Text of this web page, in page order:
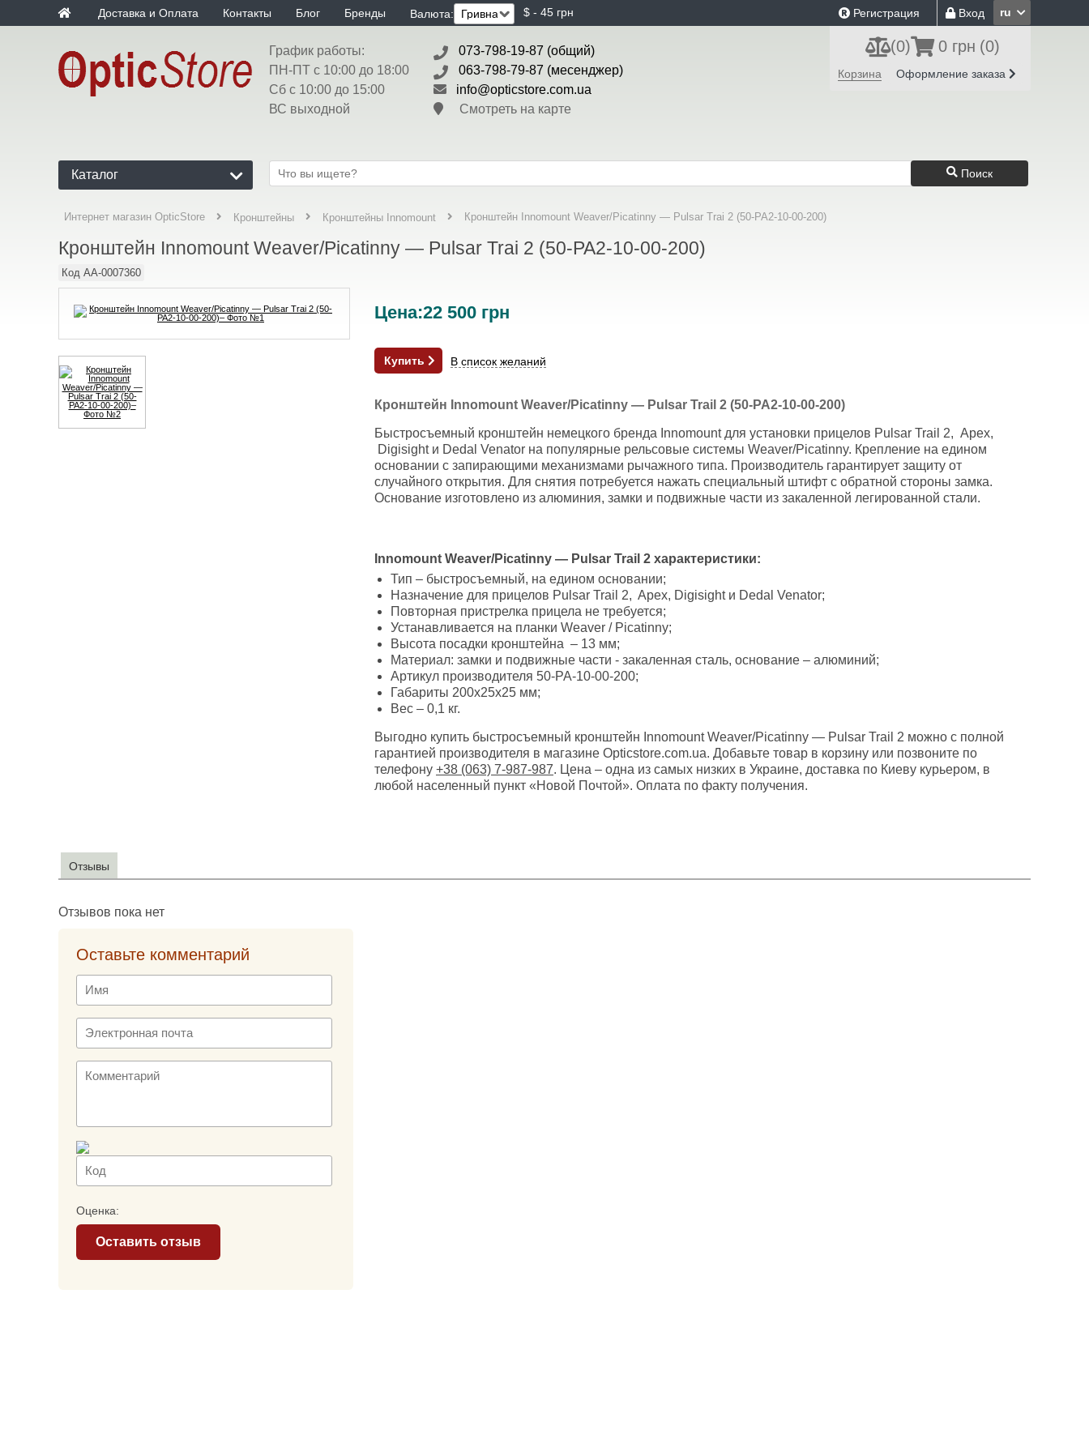
Доставка и Оплата Контакты Блог Бренды Валюта: $ - 45 грн ru
Вход
Регистрация
График работы:
ПН-ПТ с 10:00 до 18:00
Сб с 10:00 до 15:00
ВС выходной
073-798-19-87 (общий)
063-798-79-87 (месенджер)
info@opticstore.com.ua
Смотреть на карте
(0) 0 грн (0)
Корзина Оформление заказа
Каталог Поиск
Интернет магазин OpticStore Кронштейны Кронштейны Innomount Кронштейн Innomount Weaver/Picatinny — Pulsar Trai 2 (50-PA2-10-00-200)
Кронштейн Innomount Weaver/Picatinny — Pulsar Trai 2 (50-PA2-10-00-200)
Код AA-0007360
Цена:22 500 грн
Купить В список желаний
Кронштейн Innomount Weaver/Picatinny — Pulsar Trail 2 (50-PA2-10-00-200)
Быстросъемный кронштейн немецкого бренда Innomount для установки прицелов Pulsar Trail 2, Apex,
Digisight и Dedal Venator на популярные рельсовые системы Weaver/Picatinny. Крепление на едином
основании с запирающими механизмами рычажного типа. Производитель гарантирует защиту от
случайного открытия. Для снятия потребуется нажать специальный штифт с обратной стороны замка.
Основание изготовлено из алюминия, замки и подвижные части из закаленной легированной стали.
Innomount Weaver/Picatinny — Pulsar Trail 2 характеристики:
Тип – быстросъемный, на едином основании;
Назначение для прицелов Pulsar Trail 2, Apex, Digisight и Dedal Venator;
Повторная пристрелка прицела не требуется;
Устанавливается на планки Weaver / Picatinny;
Высота посадки кронштейна – 13 мм;
Материал: замки и подвижные части - закаленная сталь, основание – алюминий;
Артикул производителя 50-PA-10-00-200;
Габариты 200х25х25 мм;
Вес – 0,1 кг.
Выгодно купить быстросъемный кронштейн Innomount Weaver/Picatinny — Pulsar Trail 2 можно с полной
гарантией производителя в магазине Opticstore.com.ua. Добавьте товар в корзину или позвоните по
телефону +38 (063) 7-987-987. Цена – одна из самых низких в Украине, доставка по Киеву курьером, в
любой населенный пункт «Новой Почтой». Оплата по факту получения.
Отзывы
Отзывов пока нет
Оставьте комментарий
Оценка:
Оставить отзыв